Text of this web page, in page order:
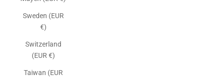
Sweden (EUR
€)
Switzerland
(EUR €)
Taiwan (EUR